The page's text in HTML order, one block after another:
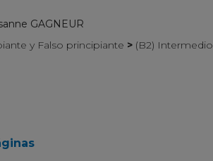
GAGNEUR
y Falso principiante >(B2) Intermedio